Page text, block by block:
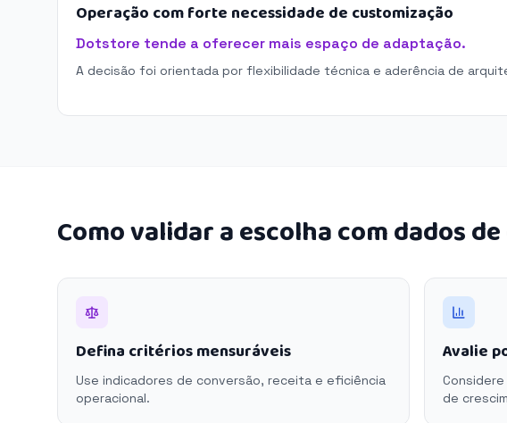
Operação com forte necessidade de customização
Dotstore tende a oferecer mais espaço de adaptação.
A decisão foi orientada por flexibilidade técnica e aderência de
Como validar a escolha com dados
Defina critérios mensuráveis
Use indicadores de conversão, receita e eficiência
operacional.
Avalie
de